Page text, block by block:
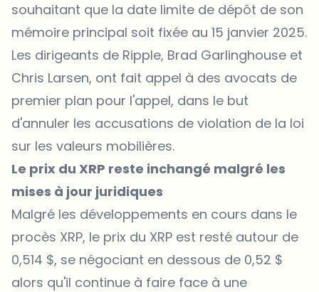
souhaitant que la date limite de dépôt de son
mémoire principal soit fixée au 15 janvier 2025.
Les dirigeants de Ripple, Brad Garlinghouse et
Chris Larsen, ont fait appel à des avocats de
premier plan pour l'appel, dans le but
d'annuler les accusations de violation de la loi
sur les valeurs mobilières.
Le prix du XRP reste inchangé malgré les
mises à jour juridiques
Malgré les développements en cours dans le
procès XRP, le prix du XRP est resté autour de
0,514 $, se négociant en dessous de 0,52 $
alors qu'il continue à faire face à une